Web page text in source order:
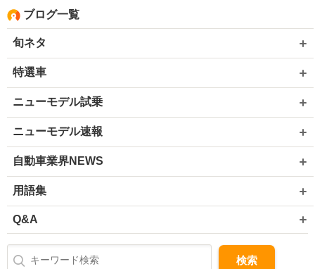
ブログ一覧
旬ネタ
特選車
ニューモデル試乗
ニューモデル速報
自動車業界NEWS
用語集
Q&A